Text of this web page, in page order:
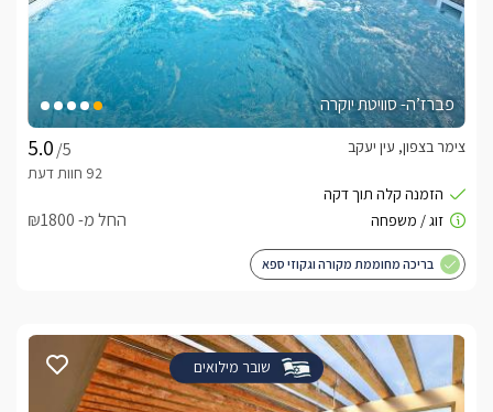
פברז’ה- סוויטת יוקרה
/5
צימר בצפון, עין יעקב
החל מ- ₪1800
בריכה מחוממת מקורה וגקוזי ספא
שובר מילואים